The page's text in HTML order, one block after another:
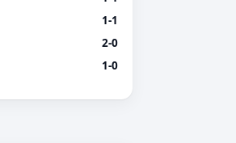
1-1
2-0
1-0